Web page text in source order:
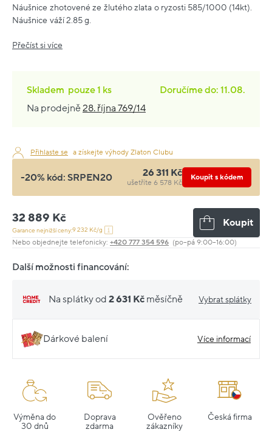
Náušnice zhotovené ze žlutého zlata o ryzosti 585/1000 (14kt).
Náušnice váží 2.85 g.
Přečíst si více
Skladem pouze1 ks
Doručíme do: 11.08.
Na prodejně28. října 769/14
Přihlaste se a získejte výhody Zlaton Clubu
-20% kód: SRPEN20 26 311 Kč
ušetříte 6 578 Kč
Koupit s kódem
32 889 Kč
Garance nejnižší ceny:9 232 Kč/g
Koupit
Nebo objednejte telefonicky: +420 777 354 596 (po–pá 9:00–16:00)
Další možnosti financování:
Na splátky od 2 631 Kč měsíčně Vybrat splátky
Dárkové balení Více informací
Výměna do
30 dnů
Doprava
zdarma
Ověřeno
zákazníky
Česká firma